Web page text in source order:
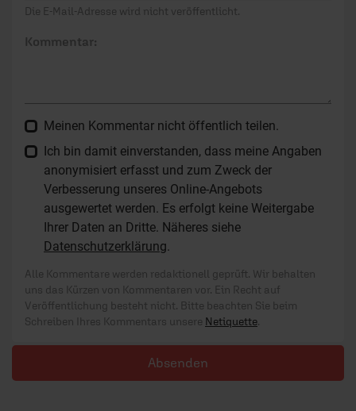
Die E-Mail-Adresse wird nicht veröffentlicht.
Kommentar:
Meinen Kommentar nicht öffentlich teilen.
Ich bin damit einverstanden, dass meine Angaben
anonymisiert erfasst und zum Zweck der
Verbesserung unseres Online-Angebots
ausgewertet werden. Es erfolgt keine Weitergabe
Ihrer Daten an Dritte. Näheres siehe
Datenschutzerklärung.
Alle Kommentare werden redaktionell geprüft. Wir behalten
uns das Kürzen von Kommentaren vor. Ein Recht auf
Veröffentlichung besteht nicht. Bitte beachten Sie beim
Schreiben Ihres Kommentars unsere Netiquette.
Absenden